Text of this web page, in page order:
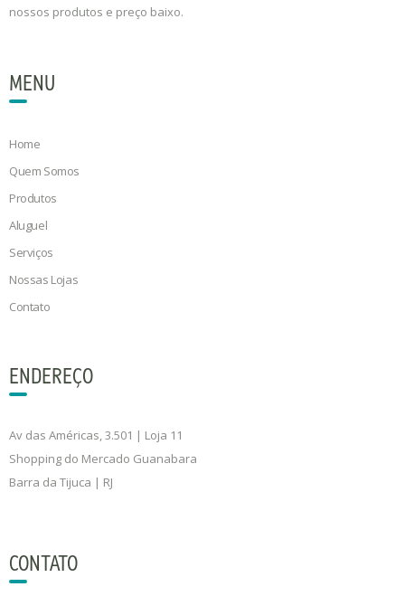
nossos produtos e preço baixo.
MENU
Home
Quem Somos
Produtos
Aluguel
Serviços
Nossas Lojas
Contato
ENDEREÇO
Av das Américas, 3.501 | Loja 11
Shopping do Mercado Guanabara
Barra da Tijuca | RJ
CONTATO